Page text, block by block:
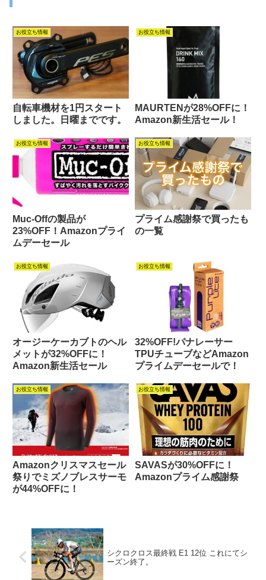
お役立ち情報
自転車機材を1円スタート
しました。日曜までです。
お役立ち情報
MAURTENが28%OFFに！
Amazon新生活セール！
お役立ち情報
Muc-Offの製品が
23%OFF！Amazonプライ
ムデーセール
お役立ち情報
プライム感謝祭で買ったも
の一覧
お役立ち情報
オージーケーカブトのヘル
メットが32%OFFに！
Amazon新生活セール
お役立ち情報
32%OFF!パナレーサー
TPUチューブなどAmazon
プライムデーセールで！
お役立ち情報
Amazonクリスマスセール
祭りでミズノブレスサーモ
が44%OFFに！
お役立ち情報
SAVASが30%OFFに！
Amazonプライム感謝祭
シクロクロス最終戦 E1 12位 これにてシ
ーズン終了。